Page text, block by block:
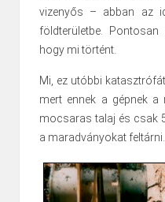
vizenyős – abban az
földterületbe.
hogy mi történt.
Mi, ez utóbbi
mert ennek a gépnek
mocsaras talaj és csak
a maradványokat feltárni.